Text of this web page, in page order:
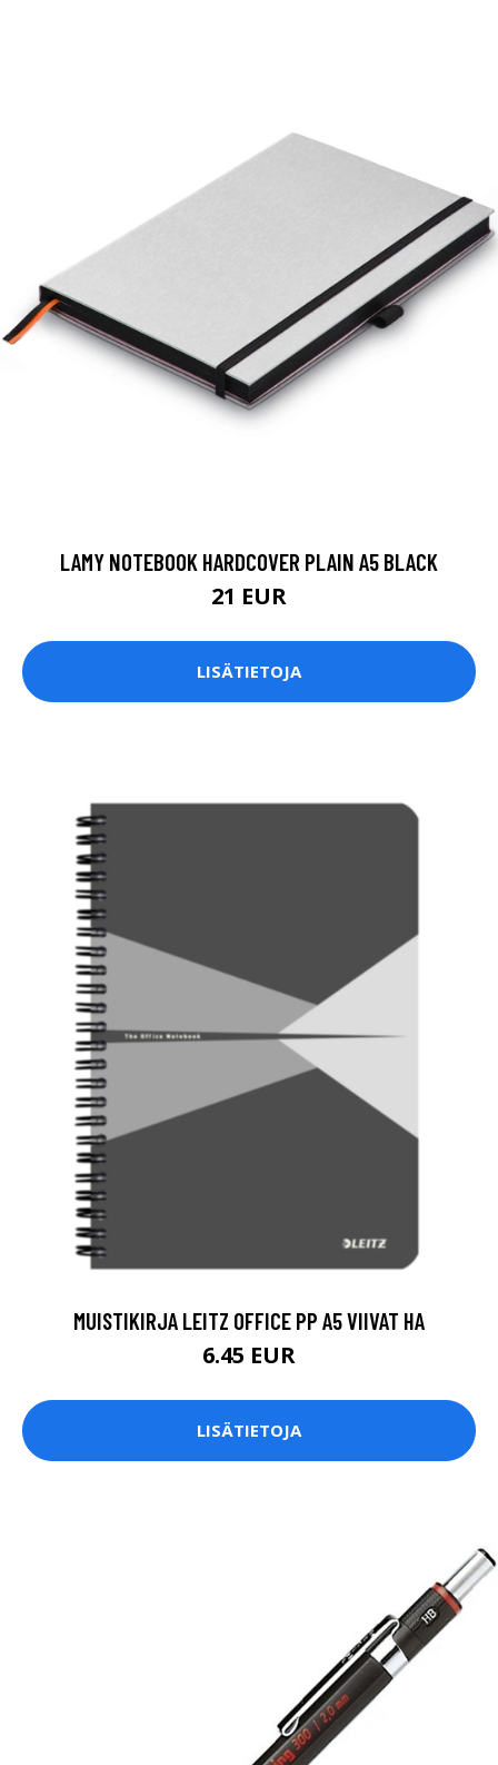
LAMY NOTEBOOK HARDCOVER PLAIN A5 BLACK
21 EUR
LISÄTIETOJA
MUISTIKIRJA LEITZ OFFICE PP A5 VIIVAT HA
6.45 EUR
LISÄTIETOJA